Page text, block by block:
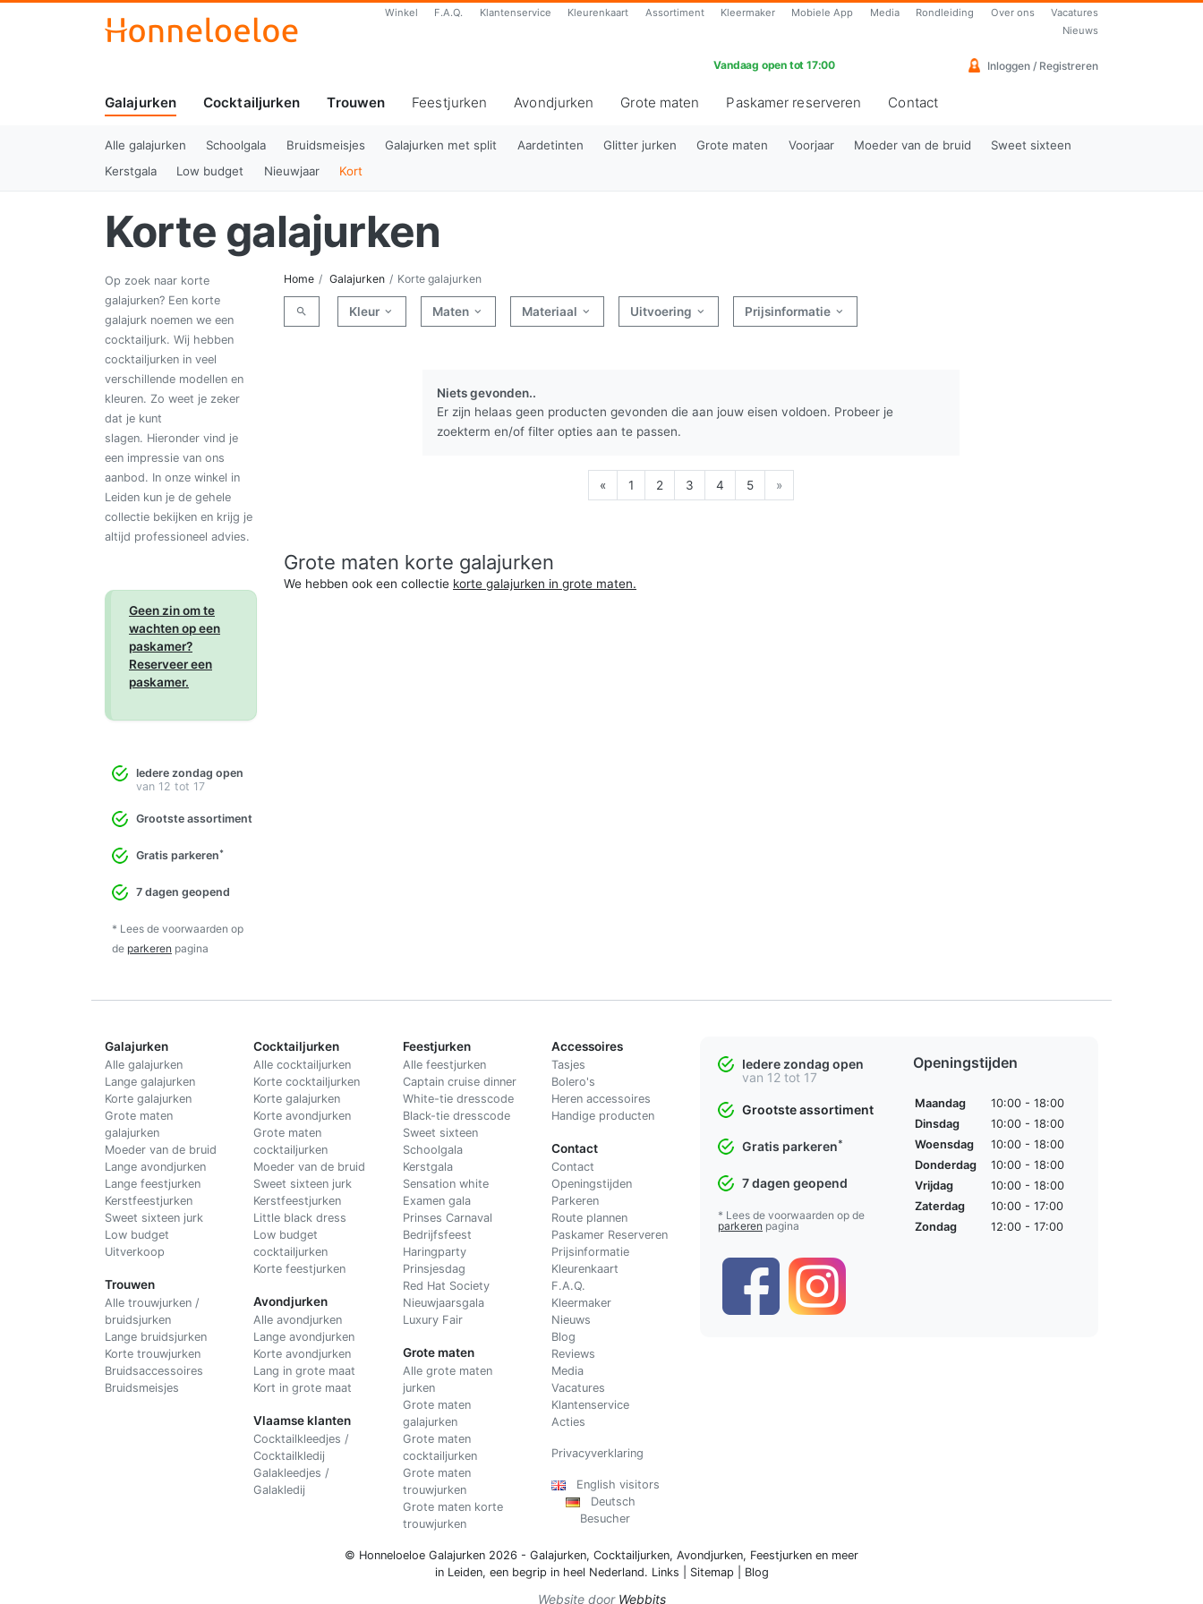
Winkel F.A.Q. Klantenservice Kleurenkaart Assortiment Kleermaker Mobiele App Media Rondleiding Over ons
Vacatures
Nieuws
Vandaag open tot 17:00 Inloggen / Registreren
Galajurken
Cocktailjurken Trouwen Feestjurken Avondjurken Grote maten Paskamer reserveren Contact
Alle galajurken Schoolgala Bruidsmeisjes Galajurken met split Aardetinten Glitter jurken Grote maten Voorjaar Moeder van de bruid
Sweet sixteen
Kerstgala
Low budget Nieuwjaar Kort
Korte galajurken
Op zoek naar korte
galajurken? Een korte
galajurk noemen we een
cocktailjurk. Wij hebben
cocktailjurken in veel
verschillende modellen en
kleuren. Zo weet je zeker
dat je kunt
slagen. Hieronder vind je
een impressie van ons
aanbod. In onze winkel in
Leiden kun je de gehele
collectie bekijken en krijg je
altijd professioneel advies.
Geen zin om te
wachten op een
paskamer?
Reserveer een
paskamer.
Iedere zondag open
van 12 tot 17
Grootste assortiment
Gratis parkeren*
7 dagen geopend
* Lees de voorwaarden op
de parkeren pagina
Home Galajurken Korte galajurken
Kleur Maten Materiaal Uitvoering Prijsinformatie
Niets gevonden..
Er zijn helaas geen producten gevonden die aan jouw eisen voldoen. Probeer je
zoekterm en/of filter opties aan te passen.
« 1 2 3 4 5 »
Grote maten korte galajurken
We hebben ook een collectie korte galajurken in grote maten.
Galajurken
Alle galajurken
Lange galajurken
Korte galajurken
Grote maten
galajurken
Moeder van de bruid
Lange avondjurken
Lange feestjurken
Kerstfeestjurken
Sweet sixteen jurk
Low budget
Uitverkoop
Trouwen
Alle trouwjurken /
bruidsjurken
Lange bruidsjurken
Korte trouwjurken
Bruidsaccessoires
Bruidsmeisjes
Cocktailjurken
Alle cocktailjurken
Korte cocktailjurken
Korte galajurken
Korte avondjurken
Grote maten
cocktailjurken
Moeder van de bruid
Sweet sixteen jurk
Kerstfeestjurken
Little black dress
Low budget
cocktailjurken
Korte feestjurken
Avondjurken
Alle avondjurken
Lange avondjurken
Korte avondjurken
Lang in grote maat
Kort in grote maat
Vlaamse klanten
Cocktailkleedjes /
Cocktailkledij
Galakleedjes /
Galakledij
Feestjurken
Alle feestjurken
Captain cruise dinner
White-tie dresscode
Black-tie dresscode
Sweet sixteen
Schoolgala
Kerstgala
Sensation white
Examen gala
Prinses Carnaval
Bedrijfsfeest
Haringparty
Prinsjesdag
Red Hat Society
Nieuwjaarsgala
Luxury Fair
Grote maten
Alle grote maten
jurken
Grote maten
galajurken
Grote maten
cocktailjurken
Grote maten
trouwjurken
Grote maten korte
trouwjurken
Accessoires
Tasjes
Bolero's
Heren accessoires
Handige producten
Contact
Contact
Openingstijden
Parkeren
Route plannen
Paskamer Reserveren
Prijsinformatie
Kleurenkaart
F.A.Q.
Kleermaker
Nieuws
Blog
Reviews
Media
Vacatures
Klantenservice
Acties
Privacyverklaring
English visitors
Deutsch
Besucher
Iedere zondag open
van 12 tot 17
Grootste assortiment
Gratis parkeren*
7 dagen geopend
* Lees de voorwaarden op de
parkeren pagina
Openingstijden
Maandag
10:00 - 18:00
Dinsdag
10:00 - 18:00
Woensdag
10:00 - 18:00
Donderdag
10:00 - 18:00
Vrijdag
10:00 - 18:00
Zaterdag
10:00 - 17:00
Zondag
12:00 - 17:00
© Honneloeloe Galajurken 2026 - Galajurken, Cocktailjurken, Avondjurken, Feestjurken en meer
in Leiden, een begrip in heel Nederland. Links Sitemap Blog
Website door Webbits